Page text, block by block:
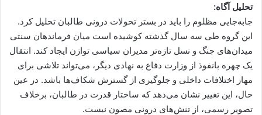
تحلیل آگاه:
جابه‌جایی مظلوم را باید در بستر تحولات درونی طالبان تحلیل کرد.
این گروه طی سه سال گذشته کوشیده است میان فرماندهان سنتی
میدان‌های جنگ و نسل تازه‌تر مدیران سیاسی توازن ایجاد کند. انتقال
یک چهره بانفوذ از وزارت دفاع به نهادی دیگر، می‌تواند تلاشی برای
مهار اختلافات داخلی و جلوگیری از گسترش شکاف‌ها باشد. در عین
حال، این تغییر نشان می‌دهد که ساختار قدرت در طالبان، برخلاف
تصویر رسمی، از تنش‌های درونی مصون نیست.